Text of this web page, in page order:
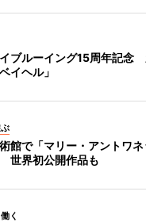
ブルーイング15周年記念
イヘル」
館で「マリー・アントワ
世界初公開作品も
く